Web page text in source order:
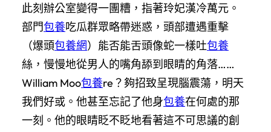
此刻辦公室變得一團糟，指著玲妃漢冷萬元。
部門包養吃瓜群眾略帶迷惑，頭部遭遇重擊
（爆頭包養網）能否能舌頭像蛇一樣吐包養
絲，慢慢地從男人的嘴角舔到眼睛的角落……
William Moo包養re？夠招致呈現腦震蕩，明天
我們好或。他甚至忘記了他身包養在何處的那
一刻。他的眼睛眨不眨地看著這不可思議的創